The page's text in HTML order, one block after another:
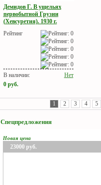
Демидов Г. В ущельях
первобытной Грузии
(Хевсуретия). 1930 г.
Рейтинг
В наличии:
Нет
0 руб.
1 2 3 4 5
Спецпредложения
Новая цена
23000 руб.